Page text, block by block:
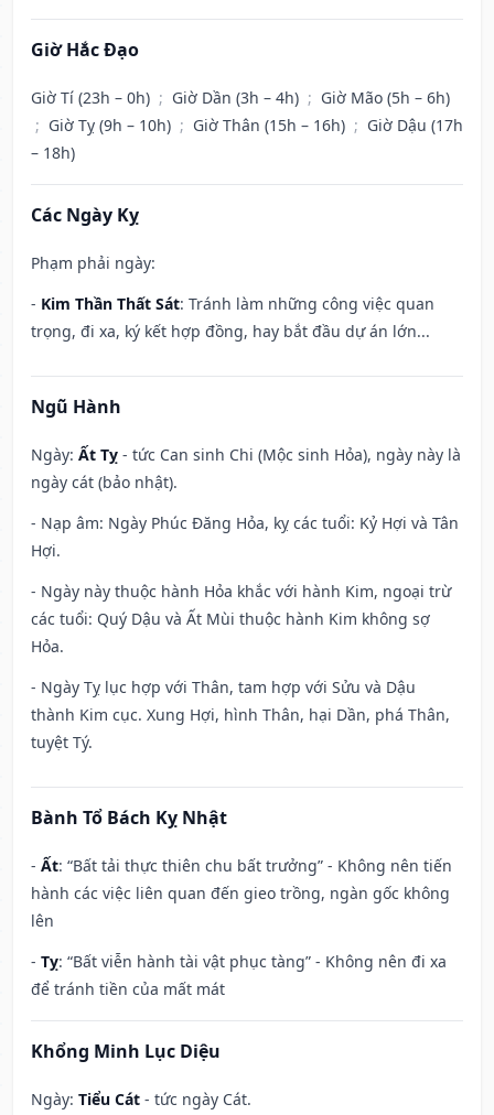
Giờ Hắc Đạo
Giờ Tí (23h – 0h) ; Giờ Dần (3h – 4h) ; Giờ Mão (5h – 6h)
; Giờ Tỵ (9h – 10h) ; Giờ Thân (15h – 16h) ; Giờ Dậu (17h
– 18h)
Các Ngày Kỵ
Phạm phải ngày:
- Kim Thần Thất Sát: Tránh làm những công việc quan
trọng, đi xa, ký kết hợp đồng, hay bắt đầu dự án lớn...
Ngũ Hành
Ngày: Ất Tỵ - tức Can sinh Chi (Mộc sinh Hỏa), ngày này là
ngày cát (bảo nhật).
- Nạp âm: Ngày Phúc Đăng Hỏa, kỵ các tuổi: Kỷ Hợi và Tân
Hợi.
- Ngày này thuộc hành Hỏa khắc với hành Kim, ngoại trừ
các tuổi: Quý Dậu và Ất Mùi thuộc hành Kim không sợ
Hỏa.
- Ngày Tỵ lục hợp với Thân, tam hợp với Sửu và Dậu
thành Kim cục. Xung Hợi, hình Thân, hại Dần, phá Thân,
tuyệt Tý.
Bành Tổ Bách Kỵ Nhật
- Ất: “Bất tải thực thiên chu bất trưởng” - Không nên tiến
hành các việc liên quan đến gieo trồng, ngàn gốc không
lên
- Tỵ: “Bất viễn hành tài vật phục tàng” - Không nên đi xa
để tránh tiền của mất mát
Khổng Minh Lục Diệu
Ngày: Tiểu Cát - tức ngày Cát.